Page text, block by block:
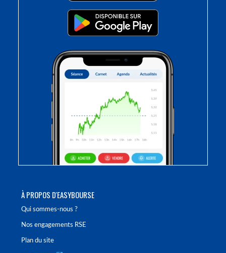
À PROPOS D'EASYBOURSE
Qui sommes-nous ?
Nos engagements RSE
Plan du site